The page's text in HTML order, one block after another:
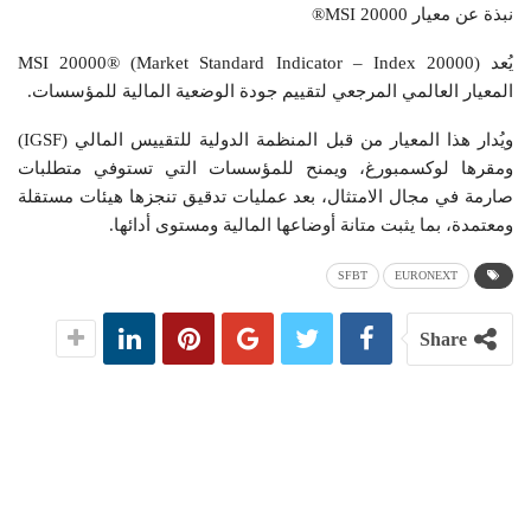
نبذة عن معيار MSI 20000®
يُعد MSI 20000® (Market Standard Indicator – Index 20000)
المعيار العالمي المرجعي لتقييم جودة الوضعية المالية للمؤسسات.
ويُدار هذا المعيار من قبل المنظمة الدولية للتقييس المالي (IGSF)
ومقرها لوكسمبورغ، ويمنح للمؤسسات التي تستوفي متطلبات
صارمة في مجال الامتثال، بعد عمليات تدقيق تنجزها هيئات مستقلة
ومعتمدة، بما يثبت متانة أوضاعها المالية ومستوى أدائها.
EURONEXT
SFBT
Share